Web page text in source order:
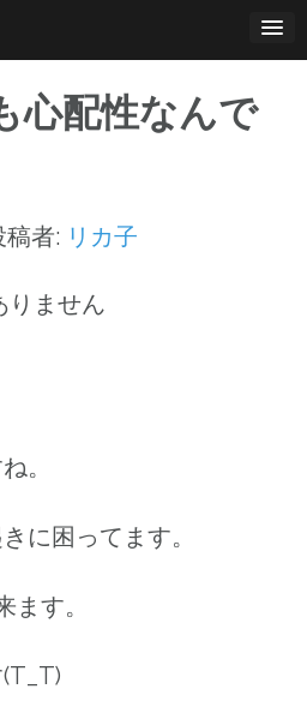
心配性なんで
稿者: リカ子
りません
。
に困ってます。
す。